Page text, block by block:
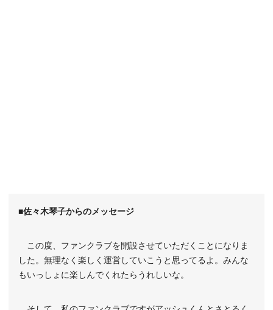
■佐々木琴子からのメッセージ
この度、ファンクラブを開設させていただくことになりま
した。無理なく楽しく運営していこうと思ってるよ。みんな
もいっしょに楽しんでくれたらうれしいな。